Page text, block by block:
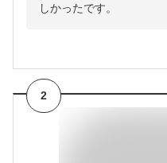
しかったです。
2